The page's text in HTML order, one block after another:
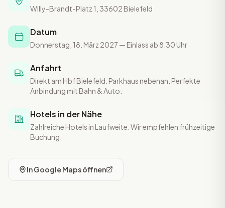
Willy-Brandt-Platz 1, 33602 Bielefeld
Datum
Donnerstag, 18. März 2027 — Einlass ab 8:30 Uhr
Anfahrt
Direkt am Hbf Bielefeld. Parkhaus nebenan. Perfekte
Anbindung mit Bahn & Auto.
Hotels in der Nähe
Zahlreiche Hotels in Laufweite. Wir empfehlen frühzeitige
Buchung.
In Google Maps öffnen